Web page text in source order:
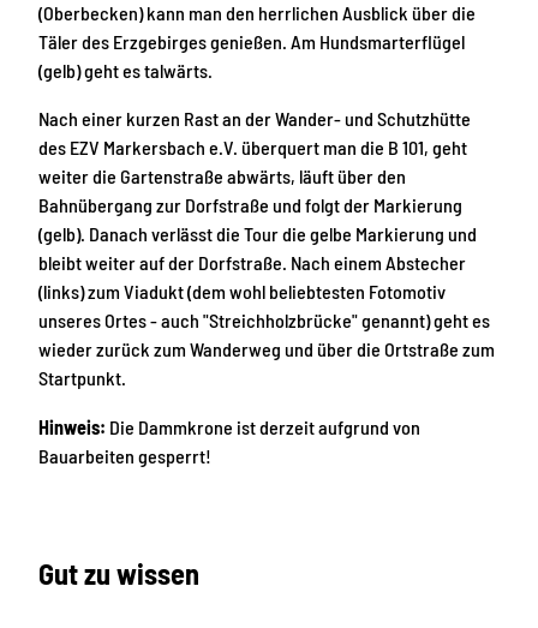
(Oberbecken) kann man den herrlichen Ausblick über die
Täler des Erzgebirges genießen. Am Hundsmarterflügel
(gelb) geht es talwärts.
Nach einer kurzen Rast an der Wander- und Schutzhütte
des EZV Markersbach e.V. überquert man die B 101, geht
weiter die Gartenstraße abwärts, läuft über den
Bahnübergang zur Dorfstraße und folgt der Markierung
(gelb). Danach verlässt die Tour die gelbe Markierung und
bleibt weiter auf der Dorfstraße. Nach einem Abstecher
(links) zum Viadukt (dem wohl beliebtesten Fotomotiv
unseres Ortes - auch "Streichholzbrücke" genannt) geht es
wieder zurück zum Wanderweg und über die Ortstraße zum
Startpunkt.
Hinweis: Die Dammkrone ist derzeit aufgrund von
Bauarbeiten gesperrt!
Gut zu wissen